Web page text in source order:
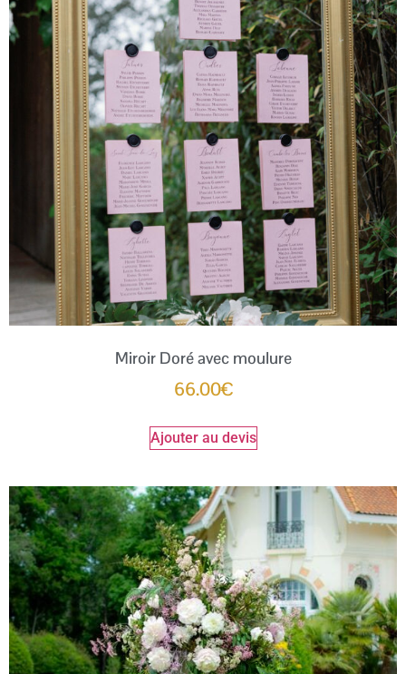
Miroir Doré avec moulure
66.00€
Ajouter au devis